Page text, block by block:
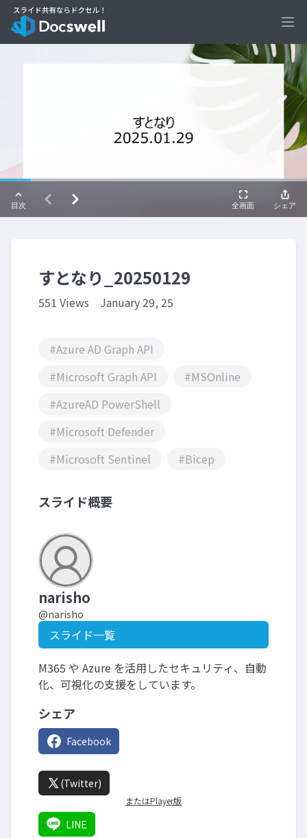
すとなり_20250129
551 Views January 29, 25
#Azure AD Graph API
#Microsoft Graph API
#MSOnline
#AzureAD PowerShell
#Microsoft Defender
#Microsoft Sentinel
#Bicep
スライド概要
narisho
@narisho
スライド一覧
M365 や Azure を活用したセキュリティ、自動
化、可視化の支援をしています。
シェア
Facebook
(Twitter)
またはPlayer版
LINE